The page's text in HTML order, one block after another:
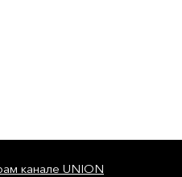
канале UNION